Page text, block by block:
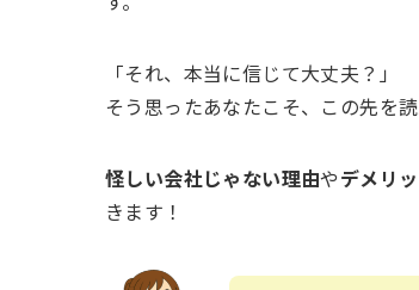
「それ、本当に信じて大丈夫？」
そう思ったあなたこそ、この先を
怪しい会社じゃない理由やデメリ
きます！